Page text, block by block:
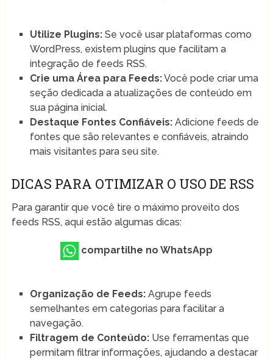
Utilize Plugins:Se você usar plataformas como
WordPress, existem plugins que facilitam a
integração de feeds RSS.
Crie uma Área para Feeds:Você pode criar uma
seção dedicada a atualizações de conteúdo em
sua página inicial.
Destaque Fontes Confiáveis:Adicione feeds de
fontes que são relevantes e confiáveis, atraindo
mais visitantes para seu site.
DICAS PARA OTIMIZAR O USO DE RSS
Para garantir que você tire o máximo proveito dos
feeds RSS, aqui estão algumas dicas:
compartilhe no WhatsApp
Organização de Feeds:Agrupe feeds
semelhantes em categorias para facilitar a
navegação.
Filtragem de Conteúdo:Use ferramentas que
permitam filtrar informações, ajudando a destacar